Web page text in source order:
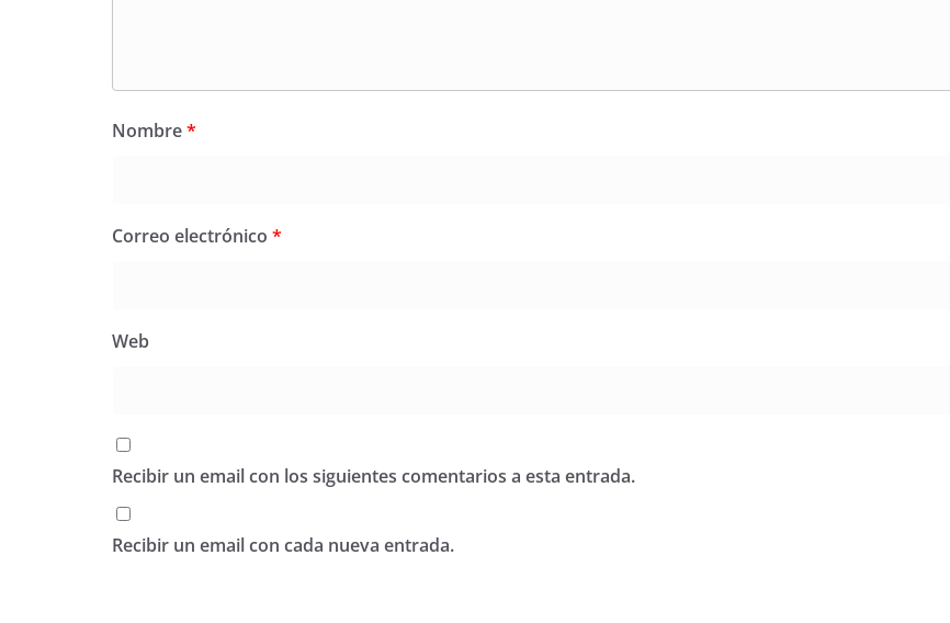
Nombre*
Correo electrónico *
Web
Recibir un email con los siguientes comentarios a esta entrada.
Recibir un email con cada nueva entrada.